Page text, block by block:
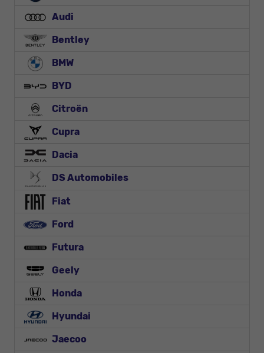
Audi
Bentley
BMW
BYD
Citroën
Cupra
Dacia
DS Automobiles
Fiat
Ford
Futura
Geely
Honda
Hyundai
Jaecoo